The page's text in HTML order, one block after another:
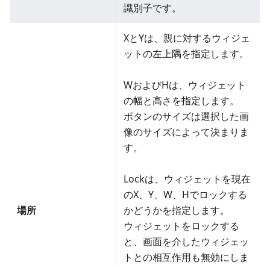
識別子です。
場所
XとYは、親に対するウィジェ
ットの左上隅を指定します。
WおよびHは、ウィジェット
の幅と高さを指定します。
ボタンのサイズは選択した画
像のサイズによって決まりま
す。
Lockは、ウィジェットを現在
のX、Y、W、Hでロックする
かどうかを指定します。
ウィジェットをロックする
と、画面を介したウィジェッ
トとの相互作用も無効にしま